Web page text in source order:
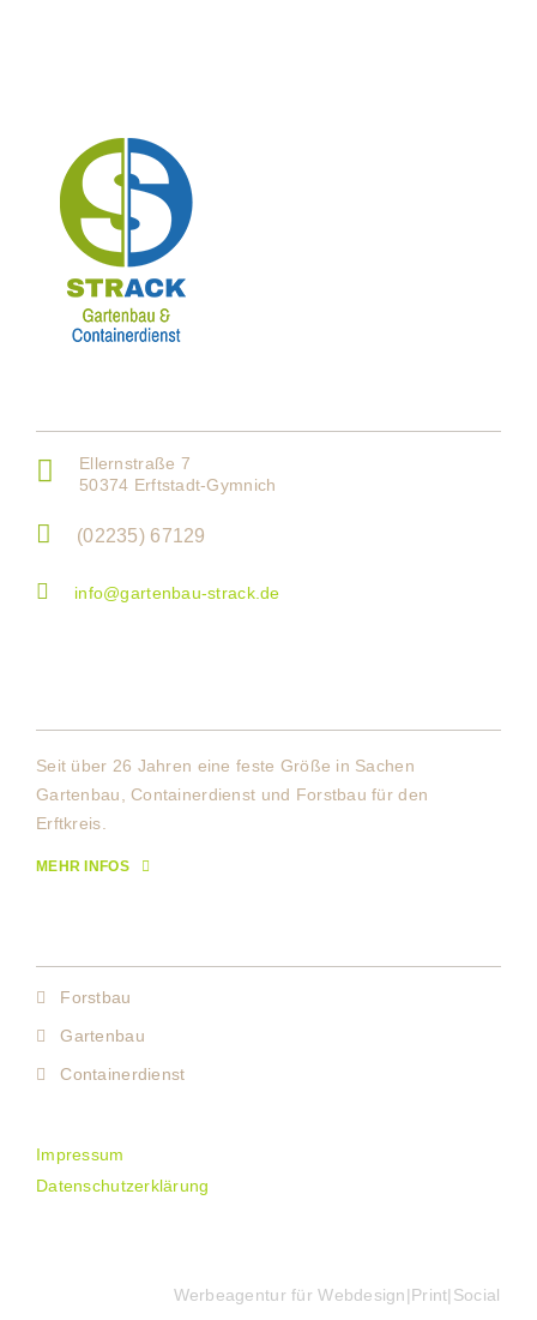
Ellernstraße 7
50374 Erftstadt-Gymnich
(02235) 67129
info@gartenbau-strack.de
Seit über 26 Jahren eine feste Größe in Sachen
Gartenbau, Containerdienst und Forstbau für den
Erftkreis.
MEHR INFOS
Forstbau
Gartenbau
Containerdienst
Impressum
Datenschutzerklärung
Werbeagentur für Webdesign|Print|Social